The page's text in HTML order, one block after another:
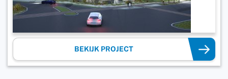
BEKIJK PROJECT